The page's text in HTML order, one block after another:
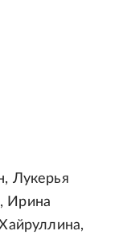
Лукерья
Ирина